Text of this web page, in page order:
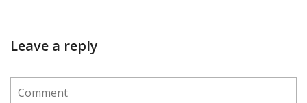
Leave a reply